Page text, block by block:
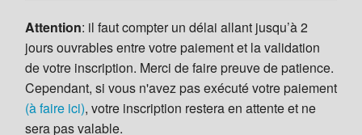
Attention: il faut compter un délai allant jusqu’à 2
jours ouvrables entre votre paiement et la validation
de votre inscription. Merci de faire preuve de patience.
Cependant, si vous n'avez pas exécuté votre paiement
(à faire ici), votre inscription restera en attente et ne
sera pas valable.